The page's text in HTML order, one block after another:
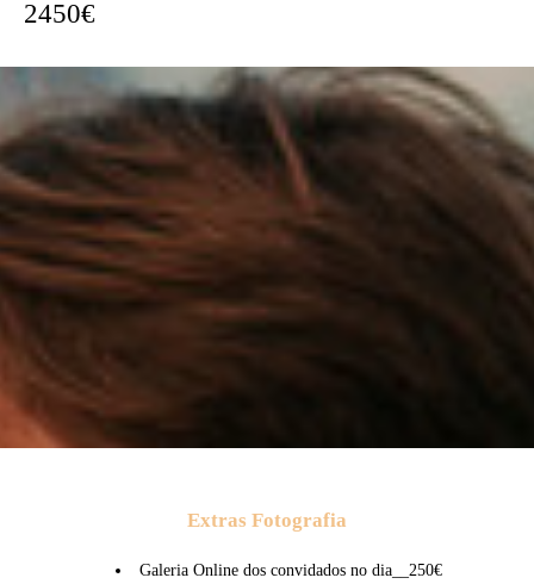
2450€
Extras Fotografia
Galeria Online dos convidados no dia__250€